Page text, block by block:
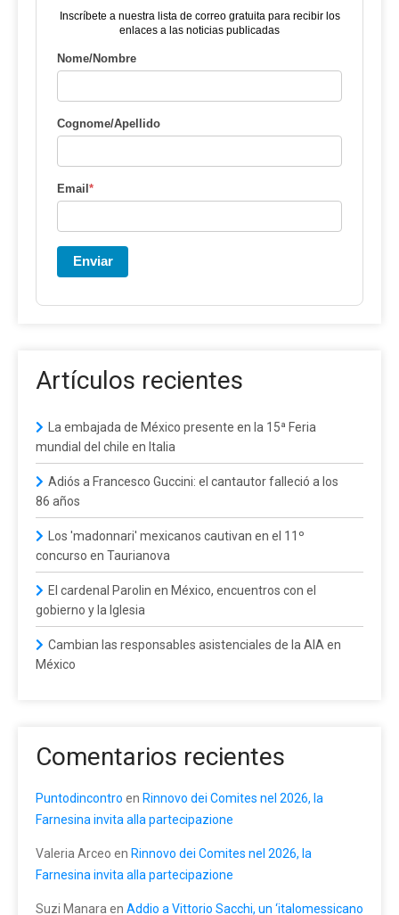
Inscríbete a nuestra lista de correo gratuita para recibir los
enlaces a las noticias publicadas
Nome/Nombre
Cognome/Apellido
Email*
Enviar
Artículos recientes
La embajada de México presente en la 15ª Feria
mundial del chile en Italia
Adiós a Francesco Guccini: el cantautor falleció a los
86 años
Los 'madonnari' mexicanos cautivan en el 11º
concurso en Taurianova
El cardenal Parolin en México, encuentros con el
gobierno y la Iglesia
Cambian las responsables asistenciales de la AIA en
México
Comentarios recientes
Puntodincontro en Rinnovo dei Comites nel 2026, la
Farnesina invita alla partecipazione
Valeria Arceo en Rinnovo dei Comites nel 2026, la
Farnesina invita alla partecipazione
Suzi Manara en Addio a Vittorio Sacchi, un ‘italomessicano